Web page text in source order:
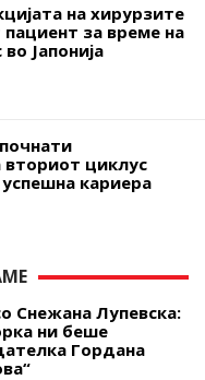
на хирурзите
за време на
Јапонија
вториот циклус
кариера
Снежана Лупевска:
ни беше
Гордана